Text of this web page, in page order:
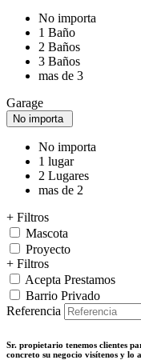
No importa
1 Baño
2 Baños
3 Baños
mas de 3
Garage
No importa
No importa
1 lugar
2 Lugares
mas de 2
+ Filtros
Mascota
Proyecto
+ Filtros
Acepta Prestamos
Barrio Privado
Referencia
Sr. propietario tenemos clientes
concreto su negocio visítenos y lo